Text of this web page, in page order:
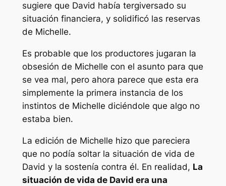
sugiere que David había tergiversado su
situación financiera, y solidificó las reservas
de Michelle.
Es probable que los productores jugaran la
obsesión de Michelle con el asunto para que
se vea mal, pero ahora parece que esta era
simplemente la primera instancia de los
instintos de Michelle diciéndole que algo no
estaba bien.
La edición de Michelle hizo que pareciera
que no podía soltar la situación de vida de
David y la sostenía contra él. En realidad, La
situación de vida de David era una